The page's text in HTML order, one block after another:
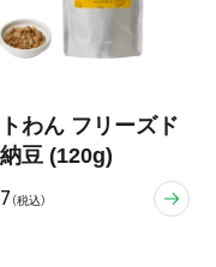
トわん フリーズド
豆 (120g)
（税込）